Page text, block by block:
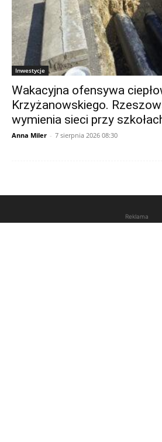
Inwestycje
Wakacyjna ofensywa
Krzyżanowskiego.
wymienia sieci przy
Anna Miler - 7 sierpnia 2026 08:30
Reklama